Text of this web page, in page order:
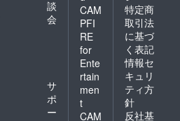
リター
ン品へ
記載さ
せてい
ただく
お名前
は全て
統一で
お願い
してお
前ボー
ドへ生
誕祭ご
支援者
様とし
て備考
欄に記
載され
たお名
前を掲
支援者
様とし
て備考
欄に記
載され
たお名
前を掲
載させ
ていた
だきま
談
会
サ
ポ
ー
CAM
PFI
RE
for
Ente
rtain
men
t
CAM
特定商
取引法
に基づ
く表記
情報セ
キュリ
ティ方
針
反社基